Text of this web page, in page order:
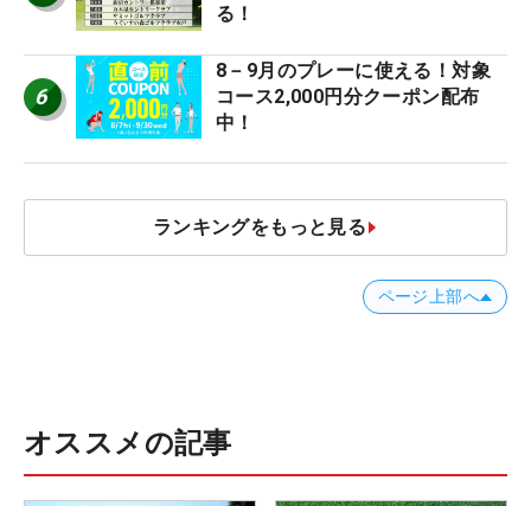
る！
6
8－9月のプレーに使える！対象
コース2,000円分クーポン配布
中！
ランキングをもっと見る
ページ上部へ
オススメの記事